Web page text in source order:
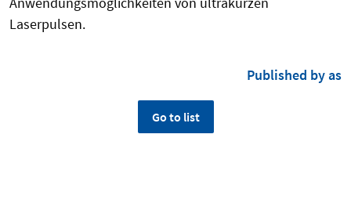
Laserpulsen.
Published by as
Go to list